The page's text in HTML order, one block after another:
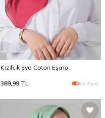
Kızılcık Eva Coton Eşarp
389,99 TL 64 Renk